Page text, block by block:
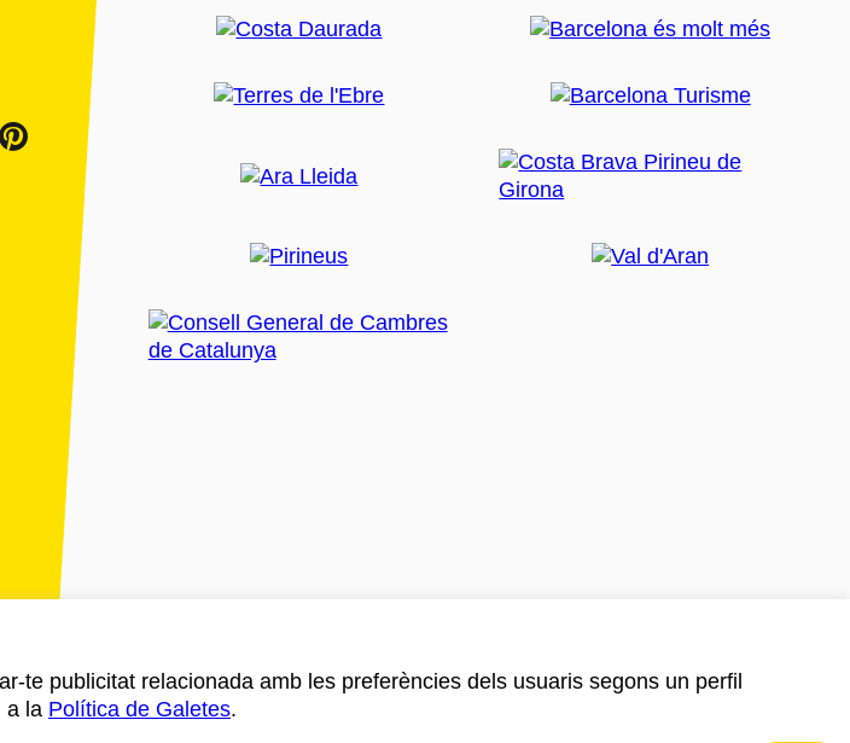
te publicitat relacionada amb les preferències dels usuaris segons un perfil
a la Política de Galetes.